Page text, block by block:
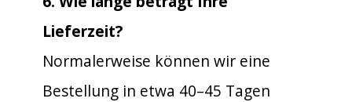
Lieferzeit?
Normalerweise können wir eine
Bestellung in etwa 40–45 Tagen